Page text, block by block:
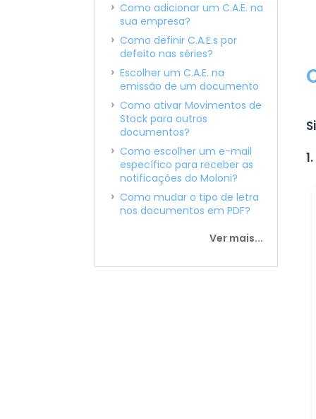
Como adicionar um C.A.E. na
sua empresa?
Como definir C.A.E.s por
defeito nas séries?
Escolher um C.A.E. na
emissão de um documento
Como ativar Movimentos de
Stock para outros
documentos?
Como escolher um e-mail
específico para receber as
notificações do Moloni?
Como mudar o tipo de letra
nos documentos em PDF?
Ver mais...
1.